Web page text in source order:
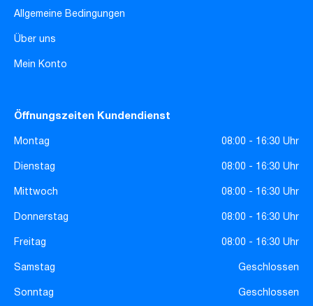
Allgemeine Bedingungen
Über uns
Mein Konto
Öffnungszeiten Kundendienst
Montag
08:00 - 16:30 Uhr
Dienstag
08:00 - 16:30 Uhr
Mittwoch
08:00 - 16:30 Uhr
Donnerstag
08:00 - 16:30 Uhr
Freitag
08:00 - 16:30 Uhr
Samstag
Geschlossen
Sonntag
Geschlossen